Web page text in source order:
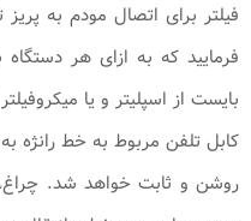
فیلتر برای اتصال مودم به
بایست از اسپلیتر و یا